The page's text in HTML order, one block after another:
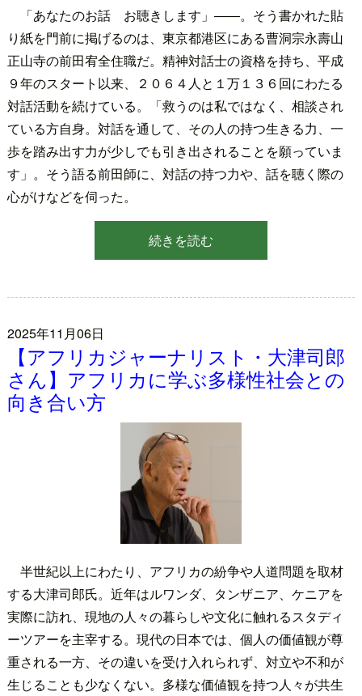
「あなたのお話 お聴きします」――。そう書かれた貼
り紙を門前に掲げるのは、東京都港区にある曹洞宗永壽山
正山寺の前田宥全住職だ。精神対話士の資格を持ち、平成
９年のスタート以来、２０６４人と１万１３６回にわたる
対話活動を続けている。「救うのは私ではなく、相談され
ている方自身。対話を通して、その人の持つ生きる力、一
歩を踏み出す力が少しでも引き出されることを願っていま
す」。そう語る前田師に、対話の持つ力や、話を聴く際の
心がけなどを伺った。
続きを読む
2025年11月06日
【アフリカジャーナリスト・大津司郎
さん】アフリカに学ぶ多様性社会との
向き合い方
半世紀以上にわたり、アフリカの紛争や人道問題を取材
する大津司郎氏。近年はルワンダ、タンザニア、ケニアを
実際に訪れ、現地の人々の暮らしや文化に触れるスタディ
ーツアーを主宰する。現代の日本では、個人の価値観が尊
重される一方、その違いを受け入れられず、対立や不和が
生じることも少なくない。多様な価値観を持つ人々が共生